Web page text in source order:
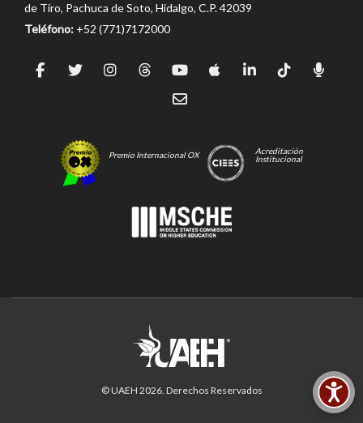
de Tiro, Pachuca de Soto, Hidalgo, C.P. 42039
Teléfono: +52 (771)7172000
Premio Internacional OX
Acreditación
Institucional
© UAEH 2026. Derechos Reservados